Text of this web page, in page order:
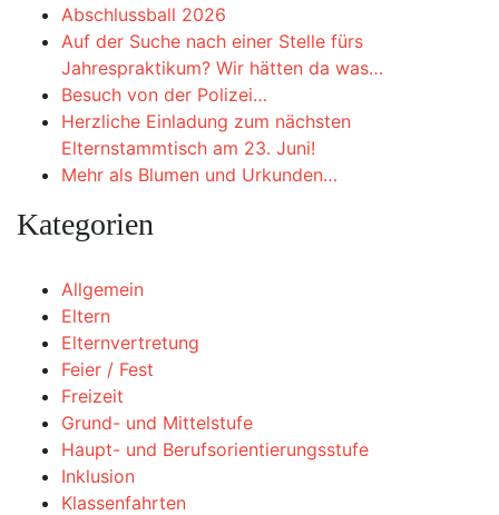
Abschlussball 2026
Auf der Suche nach einer Stelle fürs
Jahrespraktikum? Wir hätten da was…
Besuch von der Polizei…
Herzliche Einladung zum nächsten
Elternstammtisch am 23. Juni!
Mehr als Blumen und Urkunden…
Kategorien
Allgemein
Eltern
Elternvertretung
Feier / Fest
Freizeit
Grund- und Mittelstufe
Haupt- und Berufsorientierungsstufe
Inklusion
Klassenfahrten